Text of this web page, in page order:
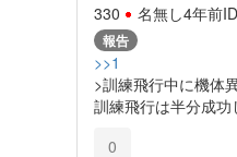
330 名無し4年前
報告
>>1
>訓練飛行中に機体
訓練飛行は半分成功
0